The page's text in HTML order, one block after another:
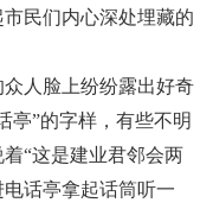
民们内心深处埋藏的
人脸上纷纷露出好奇
亭”的字样，有些不明
“这是建业君邻会两
话亭拿起话筒听一